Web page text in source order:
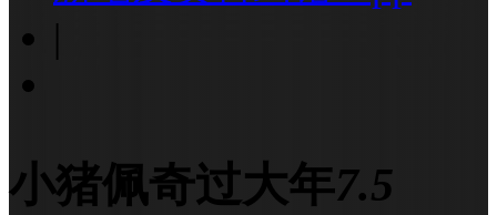
|
小猪佩奇过大年7.5